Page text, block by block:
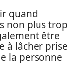
quand
non plus trop
être
à lâcher prise
la personne